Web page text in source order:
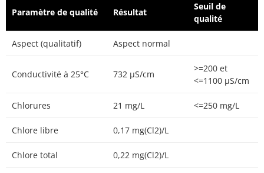
Paramètre de qualité Résultat
Seuil de
qualité
Aspect (qualitatif) Aspect normal
Conductivité à 25°C 732 µS/cm
>=200 et
<=1100 µS/cm
Chlorures 21 mg/L <=250 mg/L
Chlore libre 0,17 mg(Cl2)/L
Chlore total 0,22 mg(Cl2)/L